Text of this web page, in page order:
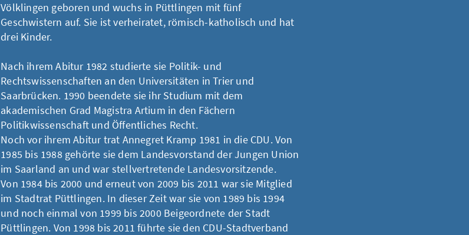
Völklingen geboren und wuchs in Püttlingen mit fünf
Geschwistern auf. Sie ist verheiratet, römisch-katholisch und hat
drei Kinder.
Nach ihrem Abitur 1982 studierte sie Politik- und
Rechtswissenschaften an den Universitäten in Trier und
Saarbrücken. 1990 beendete sie ihr Studium mit dem
akademischen Grad Magistra Artium in den Fächern
Politikwissenschaft und Öffentliches Recht.
Noch vor ihrem Abitur trat Annegret Kramp 1981 in die CDU. Von
1985 bis 1988 gehörte sie dem Landesvorstand der Jungen Union
im Saarland an und war stellvertretende Landesvorsitzende.
Von 1984 bis 2000 und erneut von 2009 bis 2011 war sie Mitglied
im Stadtrat Püttlingen. In dieser Zeit war sie von 1989 bis 1994
und noch einmal von 1999 bis 2000 Beigeordnete der Stadt
Püttlingen. Von 1998 bis 2011 führte sie den CDU-Stadtverband